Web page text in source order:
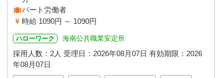
パート労働者
時給 1090円 ～ 1090円
ハローワーク 海南公共職業安定所
採用人数：2人 受理日： 2026年08月07日 有効期限： 2026
年08月07日